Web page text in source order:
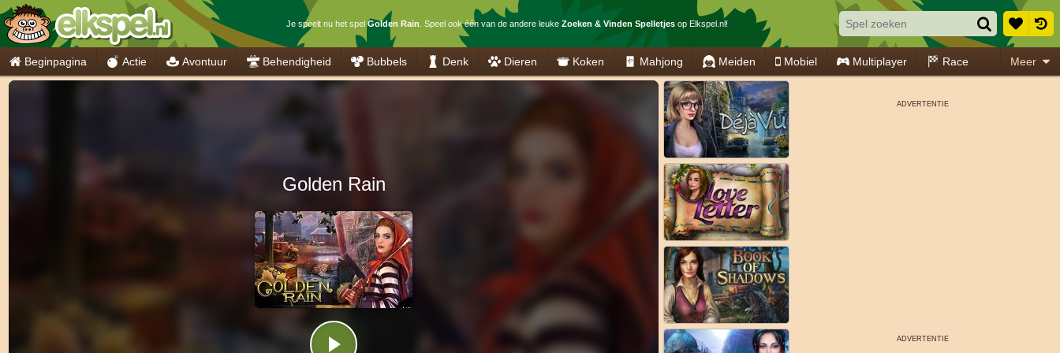
Je speelt nu het spelGolden Rain . Speel ook één van de andere leuke Zoeken & Vinden Spelletjesop Elkspel.nl!
Beginpagina Actie Avontuur Behendigheid Bubbels Denk Dieren Koken Mahjong Meiden Mobiel Multiplayer Race Meer
Golden Rain